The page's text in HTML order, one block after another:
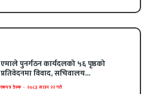
एमाले पुनर्गठन कार्यदलको ५६ पृष्ठको
प्रतिवेदनमा विवाद, सचिवालय...
एकपत्र डेस्क - २०८३ साउन २२ गते